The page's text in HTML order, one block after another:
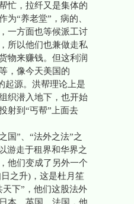
忙，拉纤又是集体的
“养老堂”，病的、
一方面也等候派工讨
所以他们也兼做走私
物来赚钱。但这利润
，像今天美国的
起源。洪帮理论上是
织潜入地下，也开始
射到“丐帮”上面去
国”、“法外之法”之
游走于租界和华界之
他们变成了另外一个
之升)，这是杜月笙
下”，他们这股法外